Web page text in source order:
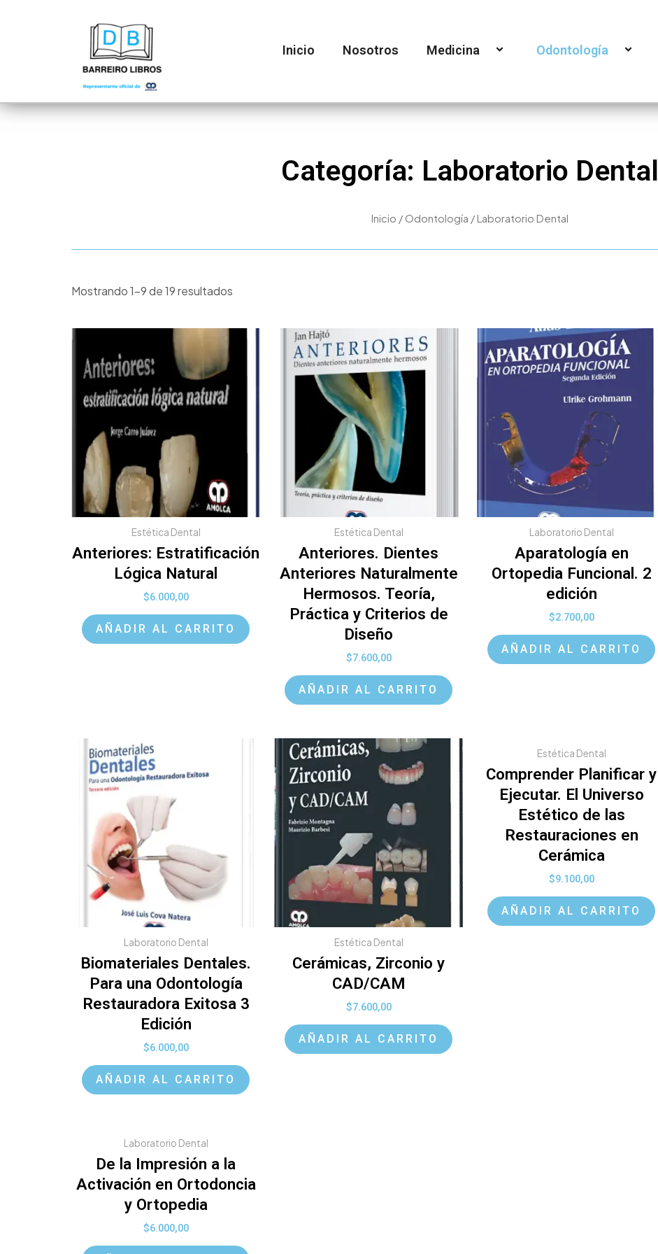
Inicio Nosotros Medicina Odontología
Categoría: Laboratorio Dental
Inicio / Odontología / Laboratorio Dental
Mostrando 1–9 de 19 resultados
Estética Dental
Anteriores: Estratificación
Lógica Natural
$6.000,00
AÑADIR AL CARRITO
Estética Dental
Anteriores. Dientes
Anteriores Naturalmente
Hermosos. Teoría,
Práctica y Criterios de
Diseño
$7.600,00
AÑADIR AL CARRITO
Laboratorio Dental
Aparatología en
Ortopedia Funcional. 2
edición
$2.700,00
AÑADIR AL CARRITO
Laboratorio Dental
Biomateriales Dentales.
Para una Odontología
Restauradora Exitosa 3
Edición
$6.000,00
AÑADIR AL CARRITO
Estética Dental
Cerámicas, Zirconio y
CAD/CAM
$7.600,00
AÑADIR AL CARRITO
Estética Dental
Comprender Planificar y
Ejecutar. El Universo
Estético de las
Restauraciones en
Cerámica
$9.100,00
AÑADIR AL CARRITO
Laboratorio Dental
De la Impresión a la
Activación en Ortodoncia
y Ortopedia
$6.000,00